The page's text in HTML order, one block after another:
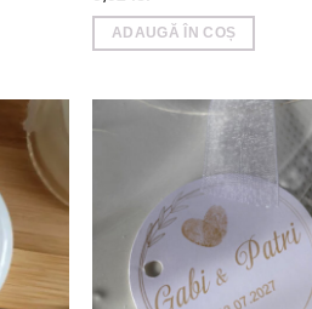
ADAUGĂ ÎN COȘ
Add to
wishlist